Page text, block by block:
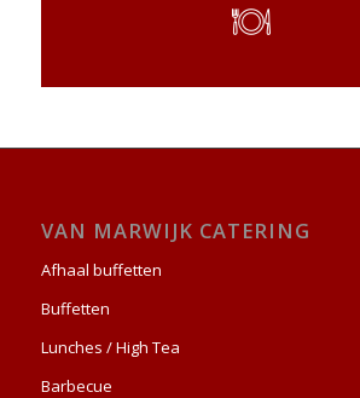
VAN MARWIJK CATERING
Afhaal buffetten
Buffetten
Lunches / High Tea
Barbecue